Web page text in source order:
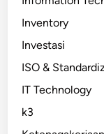
Inventory
Investasi
ISO &
IT Technology
k3